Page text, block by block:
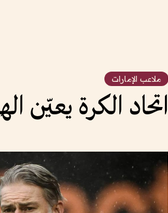
ملاعب الإمارات
اتحاد الكرة يعيّن